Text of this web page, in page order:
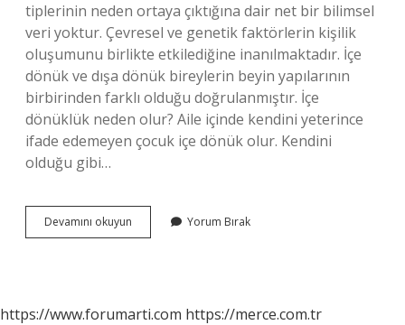
tiplerinin neden ortaya çıktığına dair net bir bilimsel
veri yoktur. Çevresel ve genetik faktörlerin kişilik
oluşumunu birlikte etkilediğine inanılmaktadır. İçe
dönük ve dışa dönük bireylerin beyin yapılarının
birbirinden farklı olduğu doğrulanmıştır. İçe
dönüklük neden olur? Aile içinde kendini yeterince
ifade edemeyen çocuk içe dönük olur. Kendini
olduğu gibi…
Devamını okuyun
Dönüklük
Yorum Bırak
https://www.forumarti.com https://merce.com.tr